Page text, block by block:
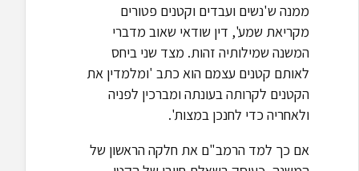
ממנה ש'נשים ועבדים וקטנים פטורים
מקריאת שמע', דין שודאי שאוב מדברי
המשנה שמילותיה זהות. מצד שני ביחס
לאותם קטנים עצמם הוא כתב 'ומלמדין את
הקטנים לקרותה בעונתה ומברכין לפניה
ולאחריה כדי לחנכן במצות'.
אם כך למד הרמב"ם את חלקה הראשון של